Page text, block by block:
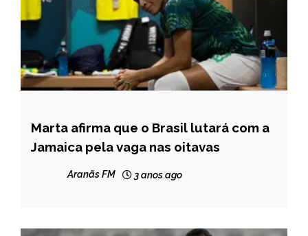
ESPORTES
Marta afirma que o Brasil lutará com a
Jamaica pela vaga nas oitavas
Aranãs FM 3 anos ago